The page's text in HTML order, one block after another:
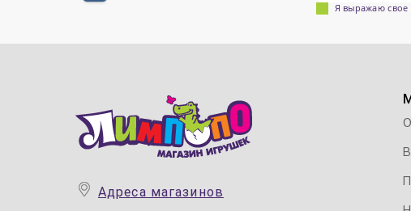
Я выражаю свое
Адреса магазинов